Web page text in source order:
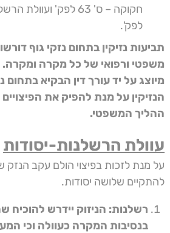
לפק'.
תביעות נזיקין בתחום נזקי גוף
משפטי ורפואי של כל מקרה ומקרה.
מיוצג על יד עורך דין הבקיא בתחום
הנזיקין על מנת להפיק את
ההליך המשפטי.
עוולת הרשלנות-יסודות
על מנת לזכות בפיצוי הולם עקב הנזק
להתקיים שלושה יסודות.
רשלנות: הניזוק יידרש
בנסיבות המקרה כעוולה וכי